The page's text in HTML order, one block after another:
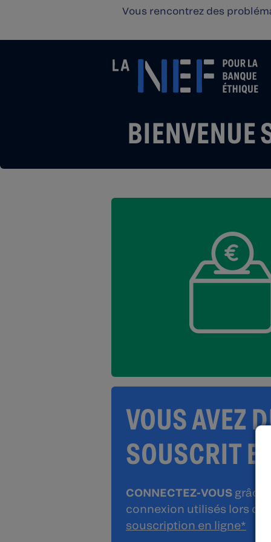
Vous rencontrez des
BIENVENUE
VOUS AVEZ
SOUSCRIT
CONNECTEZ-VOUS grâce
connexion utilisés lors de
souscription en ligne*